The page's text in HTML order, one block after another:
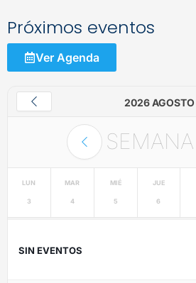
Próximos eventos
Ver Agenda
2026 AGOSTO
SEMANA
LUN
3
MAR
4
MIÉ
5
JUE
6
SIN EVENTOS